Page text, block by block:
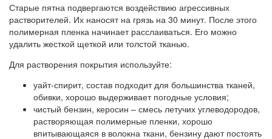
Старые пятна подвергаются воздействию агрессивных
растворителей. Их наносят на грязь на 30 минут. После этого
полимерная пленка начинает расслаиваться. Его можно
удалить жесткой щеткой или толстой тканью.
Для растворения покрытия используйте:
уайт-спирит, состав подходит для большинства тканей,
обивки, хорошо выдерживает погодные условия;
чистый бензин, керосин – смесь летучих углеводородов,
растворяющая полимерные пленки, хорошо
впитывающаяся в волокна ткани, бензину дают постоять